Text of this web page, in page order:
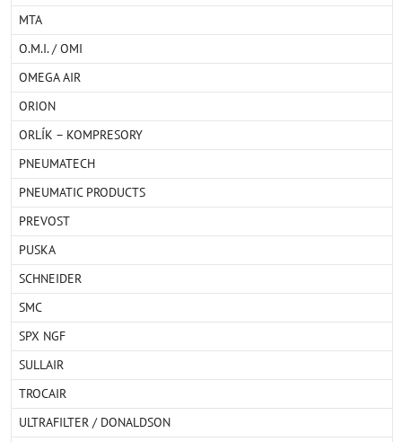
MTA
O.M.I. / OMI
OMEGA AIR
ORION
ORLÍK – KOMPRESORY
PNEUMATECH
PNEUMATIC PRODUCTS
PREVOST
PUSKA
SCHNEIDER
SMC
SPX NGF
SULLAIR
TROCAIR
ULTRAFILTER / DONALDSON